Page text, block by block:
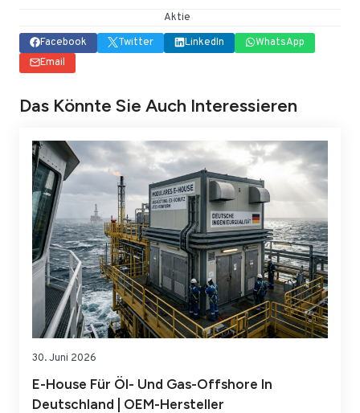
Aktie
Facebook
Twitter LinkedIn
WhatsApp
Email
Das Könnte Sie Auch Interessieren
30. Juni 2026
E-House Für Öl- Und Gas-Offshore In
Deutschland | OEM-Hersteller